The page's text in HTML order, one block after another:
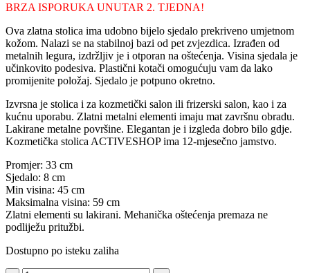
BRZA ISPORUKA UNUTAR 2. TJEDNA!
Ova zlatna stolica ima udobno bijelo sjedalo prekriveno umjetnom
kožom. Nalazi se na stabilnoj bazi od pet zvjezdica. Izrađen od
metalnih legura, izdržljiv je i otporan na oštećenja. Visina sjedala je
učinkovito podesiva. Plastični kotači omogućuju vam da lako
promijenite položaj. Sjedalo je potpuno okretno.
Izvrsna je stolica i za kozmetički salon ili frizerski salon, kao i za
kućnu uporabu. Zlatni metalni elementi imaju mat završnu obradu.
Lakirane metalne površine. Elegantan je i izgleda dobro bilo gdje.
Kozmetička stolica ACTIVESHOP ima 12-mjesečno jamstvo.
Promjer: 33 cm
Sjedalo: 8 cm
Min visina: 45 cm
Maksimalna visina: 59 cm
Zlatni elementi su lakirani. Mehanička oštećenja premaza ne
podliježu pritužbi.
Dostupno po isteku zaliha